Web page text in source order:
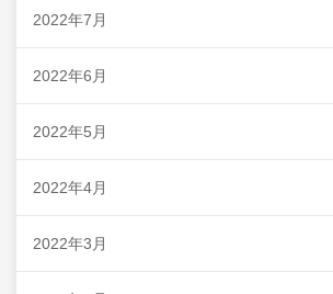
2022年7月
2022年6月
2022年5月
2022年4月
2022年3月